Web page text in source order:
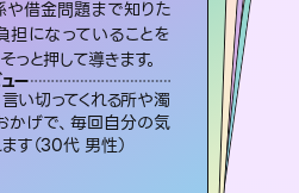
や借金問題まで知りた
担になっていることを
っと押して導きます。
ー
い切ってくれる所や濁
かげで、毎回自分の気
す（30代 男性）
お伝えします。
ビュー
しっかり聞いて鑑定して
た。気持ちが楽になりまし
性）
解き恋愛成就へと導きます。
ーレビュー
いただいてアドバイス通りに行
仲が復活してきました。ありが
いました（40代 女性）
ンもの選択肢があります。不安で視えにくくなっているあなたの素敵な未来を見つけ、その未来を選択できるようアドバイスします。
ーザーレビュー
人の性質や人間関係、本心など
よく視えていてびっくり。対策が
前向きになれます（40代）
ントを優しく引き出します。
ユーザーレビュー
な気持ちが嘘みたいに晴れまし
！よく視えていらっしゃるんだなと
ました（40代 女性）
い未来をサポートします。
ユーザーレビュー
とても心温まる鑑定でした。しかもこち
らは何も言っていないのに視えていらっ
るんだなと驚きです（30代女性）